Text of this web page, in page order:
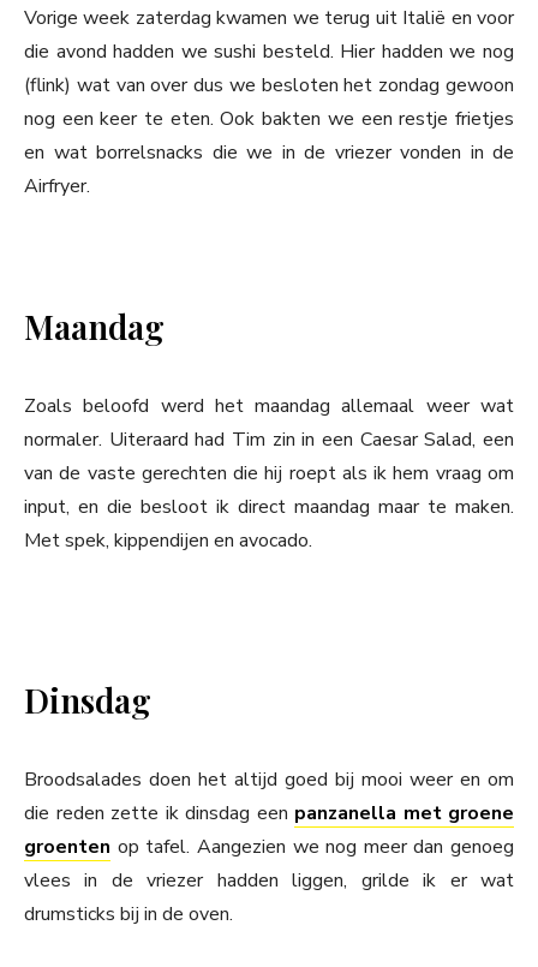
Vorige week zaterdag kwamen we terug uit Italië en voor
die avond hadden we sushi besteld. Hier hadden we nog
(flink) wat van over dus we besloten het zondag gewoon
nog een keer te eten. Ook bakten we een restje frietjes
en wat borrelsnacks die we in de vriezer vonden in de
Airfryer.
Maandag
Zoals beloofd werd het maandag allemaal weer wat
normaler. Uiteraard had Tim zin in een Caesar Salad, een
van de vaste gerechten die hij roept als ik hem vraag om
input, en die besloot ik direct maandag maar te maken.
Met spek, kippendijen en avocado.
Dinsdag
Broodsalades doen het altijd goed bij mooi weer en om
die reden zette ik dinsdag een panzanella met groene
groenten op tafel. Aangezien we nog meer dan genoeg
vlees in de vriezer hadden liggen, grilde ik er wat
drumsticks bij in de oven.